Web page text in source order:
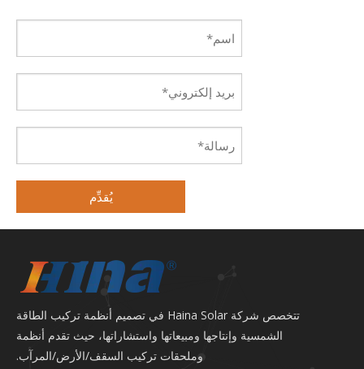
يُقدِّم
تتخصص شركة Haina Solar في تصميم أنظمة تركيب الطاقة
الشمسية وإنتاجها ومبيعاتها واستشاراتها، حيث تقدم أنظمة
وملحقات تركيب السقف/الأرض/المرآب.